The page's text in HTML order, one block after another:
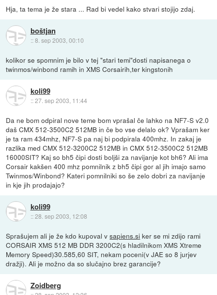
Hja, ta tema je že stara ... Rad bi vedel kako stvari stojijo zdaj.
boštjan
::8. sep 2003, 00:10
kolikor se spomnim je bilo v tej "stari temi"dosti napisanega o
twinmos/winbond ramih in XMS Corsairih,ter kingstonih
koli99
::27. sep 2003, 11:44
Da ne bom odpiral nove teme bom vprašal če lahko na NF7-S v2.0
daš CMX 512-3500C2 512MB in če bo vse delalo ok? Vprašam ker
je ta ram 434mhz, NF7-S pa naj bi podpirala 400mhz. In zakaj je
razlika med CMX 512-3200C2 512MB in CMX 512-3500C2 512MB
16000SIT? Kaj so bh5 čipi dosti boljši za navijanje kot bh6? Ali ima
Corsair kakšen 400 mhz pomnilnik z bh5 čipi gor al jih imajo samo
Twinmos/Winbond? Kateri pomnilniki so še zelo dobri za navijanje
in kje jih prodajajo?
koli99
::28. sep 2003, 12:08
Sprašujem ali je že kdo kupoval vsapiens.si ker se mi zdijo rami
CORSAIR XMS 512 MB DDR 3200C2(s hladilnikom XMS Xtreme
Memory Speed)30.585,60 SIT, nekam poceni(v JAE so 8 jurjev
dražji). Ali je možno da so slučajno brez garancije?
Zoidberg